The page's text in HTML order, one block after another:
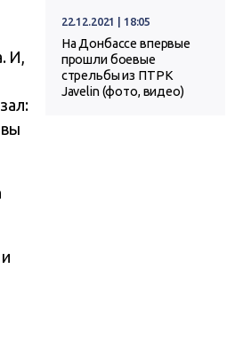
И,
22.12.2021 | 18:05
На Донбассе впервые
прошли боевые
стрельбы из ПТРК
Javelin (фото, видео)